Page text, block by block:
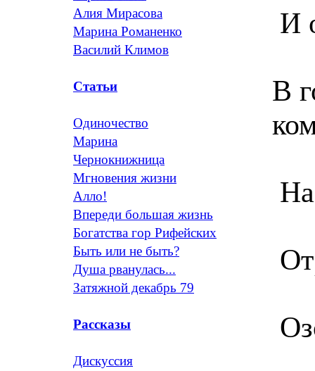
Алия Мирасова
Марина Романенко
Василий Климов
Статьи
Одиночество
Марина
Чернокнижница
Мгновения жизни
Алло!
Впереди большая жизнь
Богатства гор Рифейских
Быть или не быть?
Душа рванулась...
Затяжной декабрь 79
Рассказы
Дискуссия
И
В